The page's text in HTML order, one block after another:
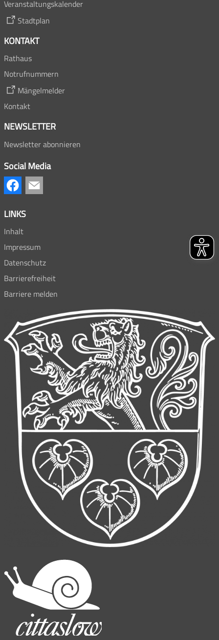
Veranstaltungskalender
Stadtplan
KONTAKT
Rathaus
Notrufnummern
Mängelmelder
Kontakt
NEWSLETTER
Newsletter abonnieren
Social Media
LINKS
Inhalt
Impressum
Datenschutz
Barrierefreiheit
Barriere melden